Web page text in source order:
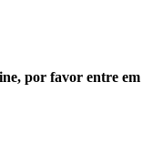
por favor entre em